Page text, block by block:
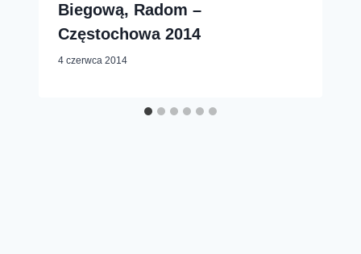
Biegową, Radom –
Częstochowa 2014
4 czerwca 2014